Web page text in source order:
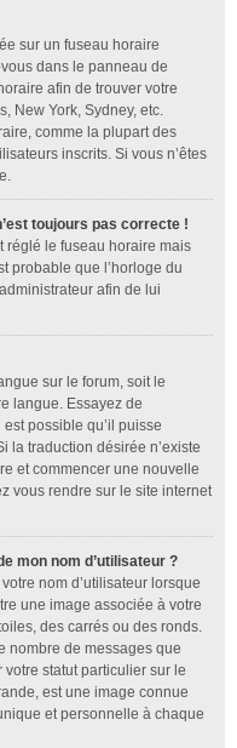
sur un fuseau horaire
dans le panneau de
afin de trouver votre
New York, Sydney, etc.
comme la plupart des
inscrits. Si vous n’êtes
toujours pas correcte !
réglé le fuseau horaire mais
probable que l’horloge du
afin de lui
sur le forum, soit le
langue. Essayez de
possible qu’il puisse
la traduction désirée n’existe
et commencer une nouvelle
vous rendre sur le site internet
mon nom d’utilisateur ?
nom d’utilisateur lorsque
une image associée à votre
des carrés ou des ronds.
nombre de messages que
statut particulier sur le
est une image connue
et personnelle à chaque